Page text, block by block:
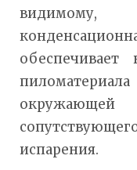
испарения.